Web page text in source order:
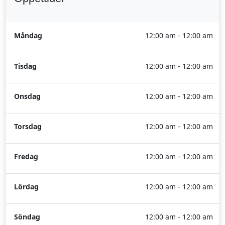
Måndag 12:00 am - 12:00 am
Tisdag 12:00 am - 12:00 am
Onsdag 12:00 am - 12:00 am
Torsdag 12:00 am - 12:00 am
Fredag 12:00 am - 12:00 am
Lördag 12:00 am - 12:00 am
Söndag 12:00 am - 12:00 am